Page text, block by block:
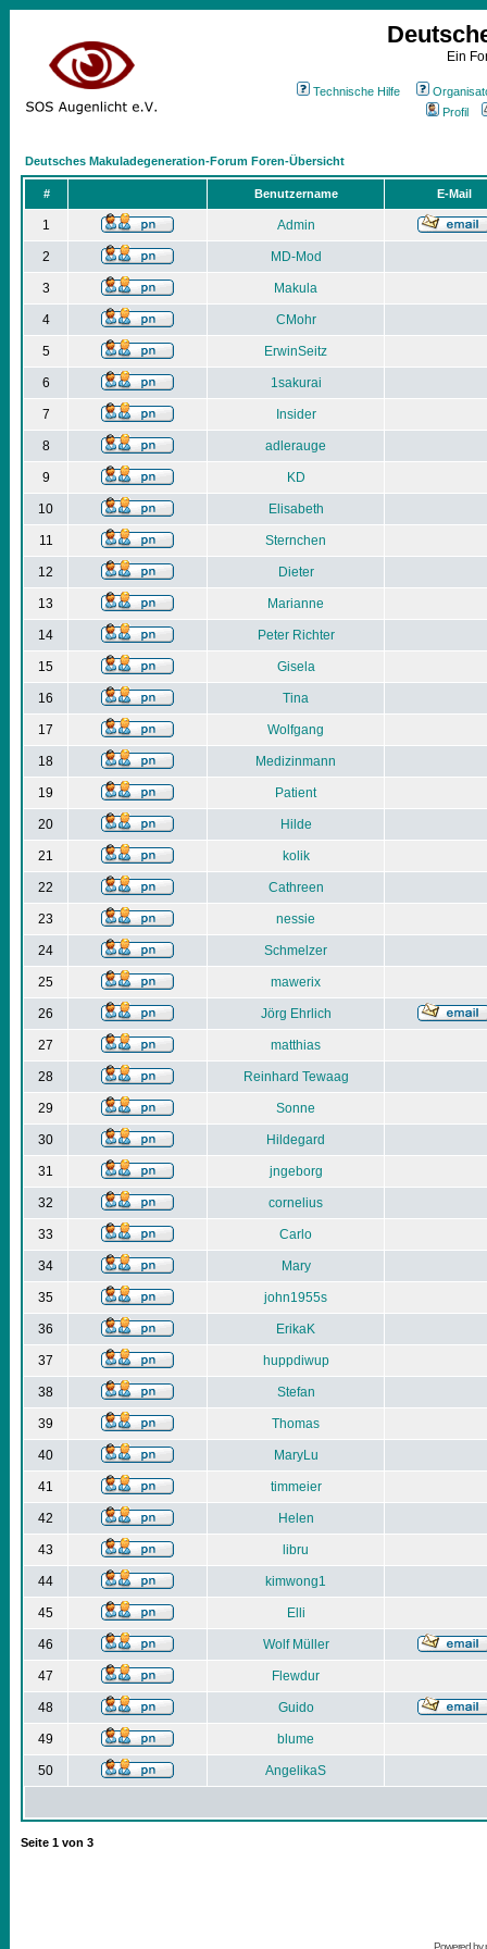
Ein
Technische Hilfe
Profil
Deutsches Makuladegeneration-Forum Foren-Übersicht
# Benutzername E-Mail
1 Admin
2 MD-Mod
3 Makula
4 CMohr
5 ErwinSeitz
6 1sakurai
7 Insider
8 adlerauge
9 KD
10 Elisabeth
11 Sternchen
12 Dieter
13 Marianne
14 Peter Richter
15 Gisela
16 Tina
17 Wolfgang
18 Medizinmann
19 Patient
20 Hilde
21 kolik
22 Cathreen
23 nessie
24 Schmelzer
25 mawerix
26 Jörg Ehrlich
27 matthias
28 Reinhard Tewaag
29 Sonne
30 Hildegard
31 jngeborg
32 cornelius
33 Carlo
34 Mary
35 john1955s
36 ErikaK
37 huppdiwup
38 Stefan
39 Thomas
40 MaryLu
41 timmeier
42 Helen
43 libru
44 kimwong1
45 Elli
46 Wolf Müller
47 Flewdur
48 Guido
49 blume
50 AngelikaS
Seite 1 von 3
Powered by